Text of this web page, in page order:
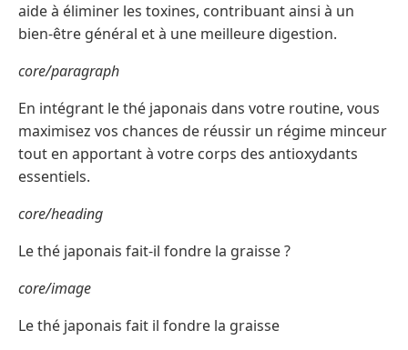
aide à éliminer les toxines, contribuant ainsi à un
bien-être général et à une meilleure digestion.
core/paragraph
En intégrant le thé japonais dans votre routine, vous
maximisez vos chances de réussir un régime minceur
tout en apportant à votre corps des antioxydants
essentiels.
core/heading
Le thé japonais fait-il fondre la graisse ?
core/image
Le thé japonais fait il fondre la graisse